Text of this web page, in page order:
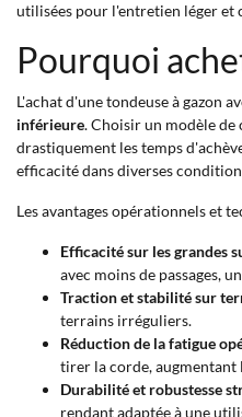
utilisées pour l'entretien léger et
Pourquoi
L'achat d'une tondeuse à gazon
inférieure. Choisir un modèle
drastiquement les temps
efficacité dans diverses
Les avantages opérationnels et
Efficacité sur les grandes
avec moins de passages,
Traction et stabilité sur
terrains irréguliers.
Réduction de la fatigue
tirer la corde, augmentant
Durabilité et robustesse
rendant adaptée à une